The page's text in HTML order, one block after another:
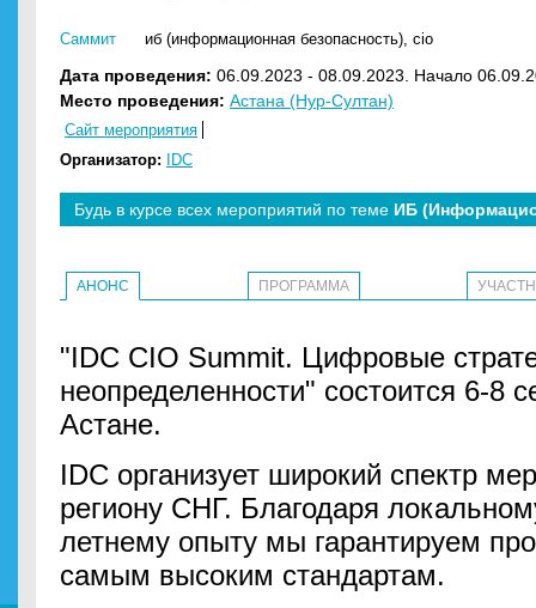
Саммит иб (информационная безопасность), cio
Дата проведения: 06.09.2023 - 08.09.2023. Начало
Место проведения: Астана (Нур-Султан)
Сайт мероприятия
Организатор:
IDC
Будь в курсе всех мероприятий по теме ИБ
АНОНС ПРОГРАММА
"IDC CIO Summit. Цифровые
неопределенности" состоится 6-8
Астане.
IDC организует широкий спектр
региону СНГ. Благодаря
летнему опыту мы гарантируем
самым высоким стандартам.